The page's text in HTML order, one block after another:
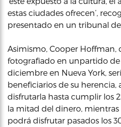
estas ciudades ofrecen’,
presentado en un tribunal
Asimismo, Cooper Hoffman,
fotografiado en unpartido
diciembre en Nueva York,
beneficiarios de su
disfrutarla hasta cumplir los
la mitad del dinero,
podrá disfrutar pasados los